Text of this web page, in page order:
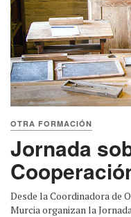
OTRA FORMACIÓN
Jornada
Desde la Coordinadora de
Murcia organizan la